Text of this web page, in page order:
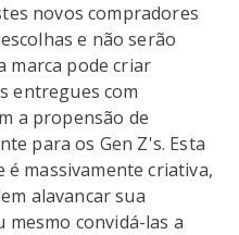
novos compradores
e não serão
marca pode criar
entregues com
a propensão de
para os Gen Z's. Esta
é massivamente criativa,
alavancar sua
convidá-las a